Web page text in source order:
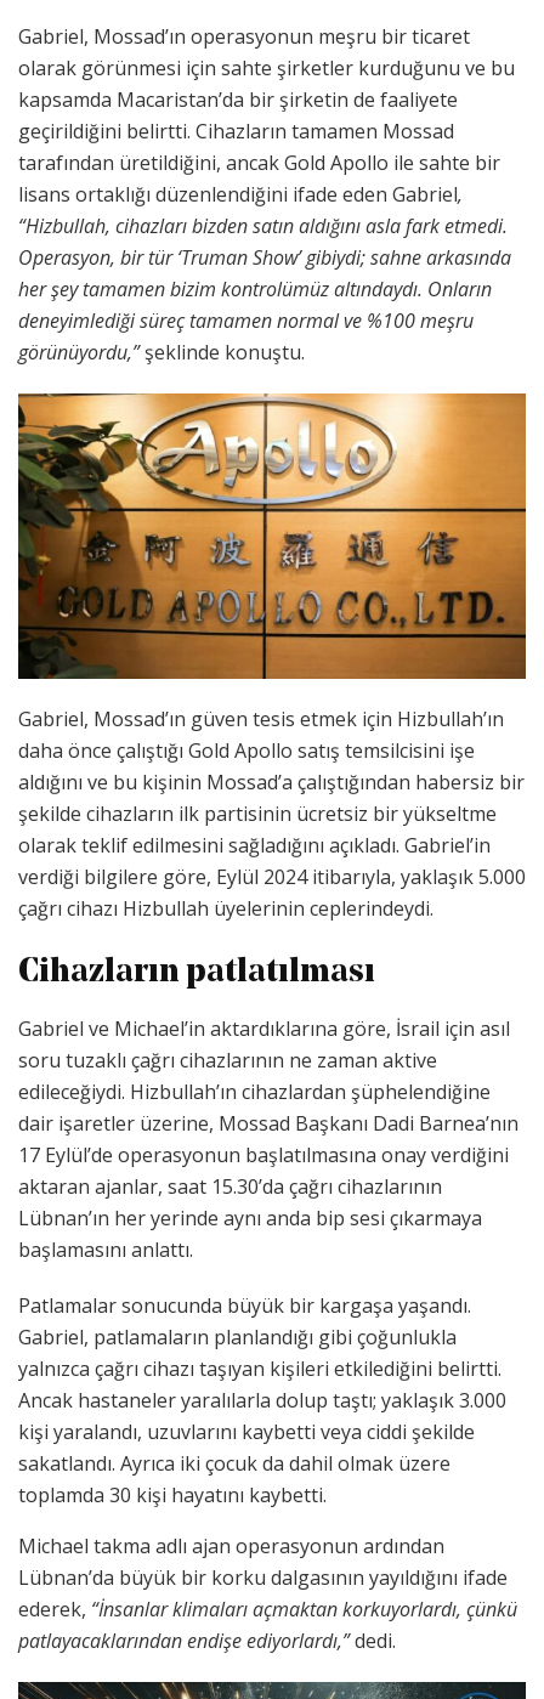
Gabriel, Mossad’ın operasyonun meşru bir ticaret
olarak görünmesi için sahte şirketler kurduğunu ve bu
kapsamda Macaristan’da bir şirketin de faaliyete
geçirildiğini belirtti. Cihazların tamamen Mossad
tarafından üretildiğini, ancak Gold Apollo ile sahte bir
lisans ortaklığı düzenlendiğini ifade eden Gabriel,
“Hizbullah, cihazları bizden satın aldığını asla fark etmedi.
Operasyon, bir tür ‘Truman Show’ gibiydi; sahne arkasında
her şey tamamen bizim kontrolümüz altındaydı. Onların
deneyimlediği süreç tamamen normal ve %100 meşru
görünüyordu,”şeklinde konuştu.
Gabriel, Mossad’ın güven tesis etmek için Hizbullah’ın
daha önce çalıştığı Gold Apollo satış temsilcisini işe
aldığını ve bu kişinin Mossad’a çalıştığından habersiz bir
şekilde cihazların ilk partisinin ücretsiz bir yükseltme
olarak teklif edilmesini sağladığını açıkladı. Gabriel’in
verdiği bilgilere göre, Eylül 2024 itibarıyla, yaklaşık 5.000
çağrı cihazı Hizbullah üyelerinin ceplerindeydi.
Cihazların patlatılması
Gabriel ve Michael’in aktardıklarına göre, İsrail için asıl
soru tuzaklı çağrı cihazlarının ne zaman aktive
edileceğiydi. Hizbullah’ın cihazlardan şüphelendiğine
dair işaretler üzerine, Mossad Başkanı Dadi Barnea’nın
17 Eylül’de operasyonun başlatılmasına onay verdiğini
aktaran ajanlar, saat 15.30’da çağrı cihazlarının
Lübnan’ın her yerinde aynı anda bip sesi çıkarmaya
başlamasını anlattı.
Patlamalar sonucunda büyük bir kargaşa yaşandı.
Gabriel, patlamaların planlandığı gibi çoğunlukla
yalnızca çağrı cihazı taşıyan kişileri etkilediğini belirtti.
Ancak hastaneler yaralılarla dolup taştı; yaklaşık 3.000
kişi yaralandı, uzuvlarını kaybetti veya ciddi şekilde
sakatlandı. Ayrıca iki çocuk da dahil olmak üzere
toplamda 30 kişi hayatını kaybetti.
Michael takma adlı ajan operasyonun ardından
Lübnan’da büyük bir korku dalgasının yayıldığını ifade
ederek, “İnsanlar klimaları açmaktan korkuyorlardı, çünkü
patlayacaklarından endişe ediyorlardı,”dedi.